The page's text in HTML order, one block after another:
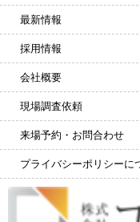
最新情報
採用情報
会社概要
現場調査依頼
来場予約・お問合わせ
プライバシーポリシーに